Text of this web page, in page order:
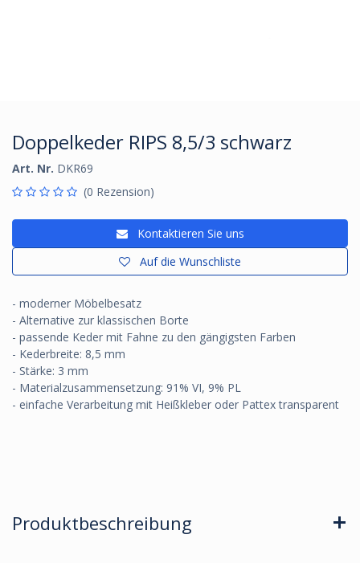
Doppelkeder RIPS 8,5/3 schwarz
Art. Nr. DKR69
(0 Rezension)
Kontaktieren Sie uns
Auf die Wunschliste
- moderner Möbelbesatz
- Alternative zur klassischen Borte
- passende Keder mit Fahne zu den gängigsten Farben
- Kederbreite: 8,5 mm
- Stärke: 3 mm
- Materialzusammensetzung: 91% VI, 9% PL
- einfache Verarbeitung mit Heißkleber oder Pattex transparent
Produktbeschreibung